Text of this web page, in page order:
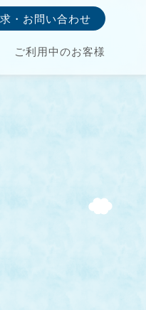
ご利用中のお客様
・お問い合わせ